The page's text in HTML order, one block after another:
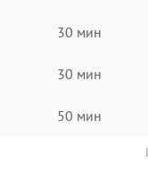
30 мин
30 мин
50 мин